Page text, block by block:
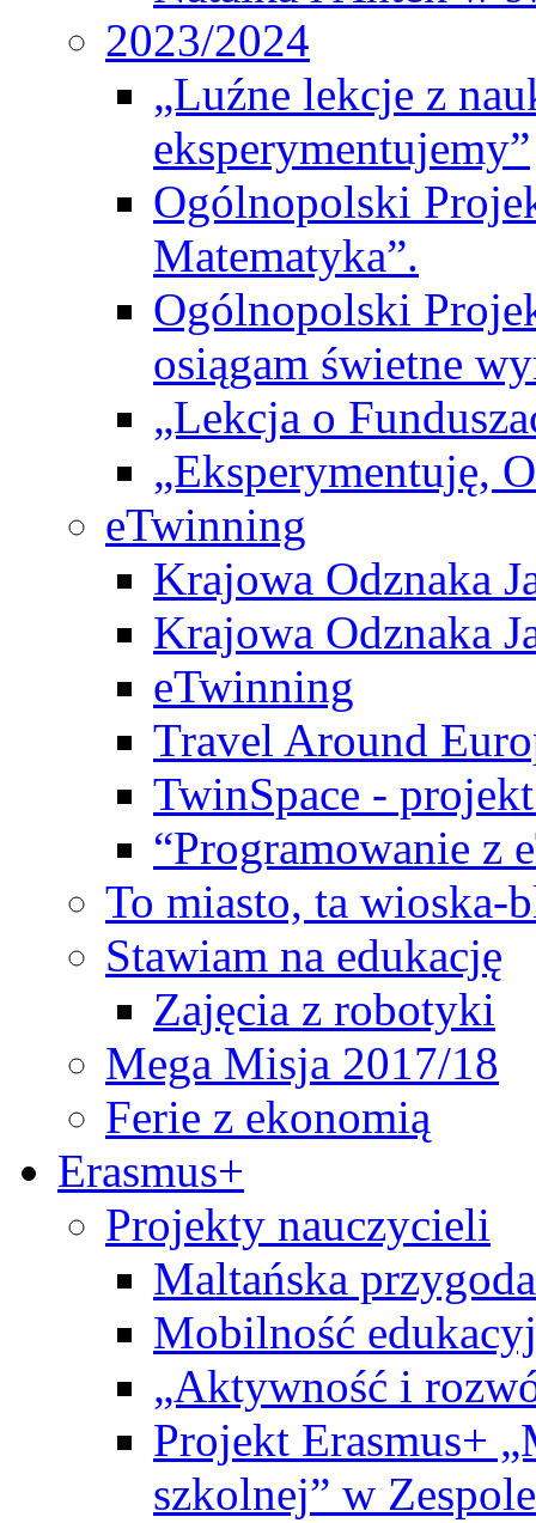
2023/2024
„Luźne lekcje z
eksperymentujemy”
Ogólnopolski
Matematyka”.
Ogólnopolski
osiągam świetne
„Lekcja o
„Eksperymentuję,
eTwinning
Krajowa Odznaka
Krajowa Odznaka
eTwinning
Travel Around
TwinSpace -
“Programowanie z
To miasto, ta wioska-
Stawiam na edukację
Zajęcia z robotyki
Mega Misja 2017/18
Ferie z ekonomią
Erasmus+
Projekty nauczycieli
Maltańska
Mobilność
„Aktywność i
Projekt Erasmus+
szkolnej” w